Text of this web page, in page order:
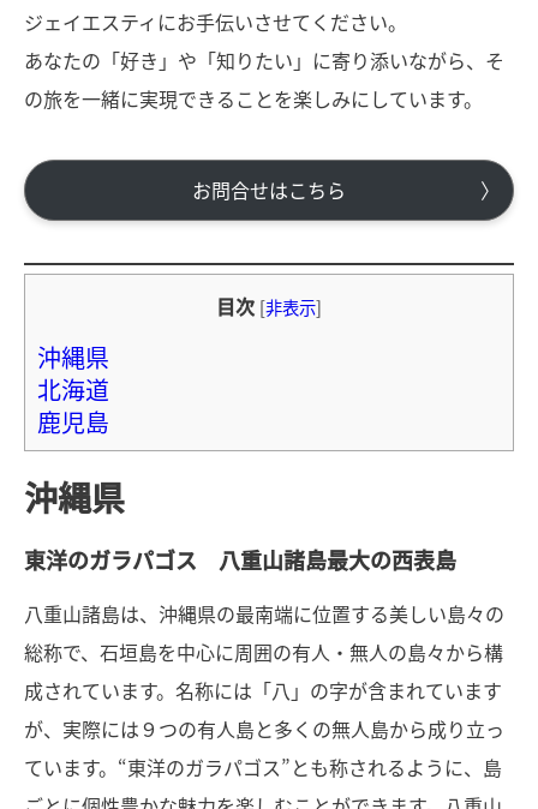
ジェイエスティにお手伝いさせてください。
あなたの「好き」や「知りたい」に寄り添いながら、そ
の旅を一緒に実現できることを楽しみにしています。
お問合せはこちら
目次 [非表示]
沖縄県
北海道
鹿児島
沖縄県
東洋のガラパゴス 八重山諸島最大の西表島
八重山諸島は、沖縄県の最南端に位置する美しい島々の
総称で、石垣島を中心に周囲の有人・無人の島々から構
成されています。名称には「八」の字が含まれています
が、実際には９つの有人島と多くの無人島から成り立っ
ています。“東洋のガラパゴス”とも称されるように、島